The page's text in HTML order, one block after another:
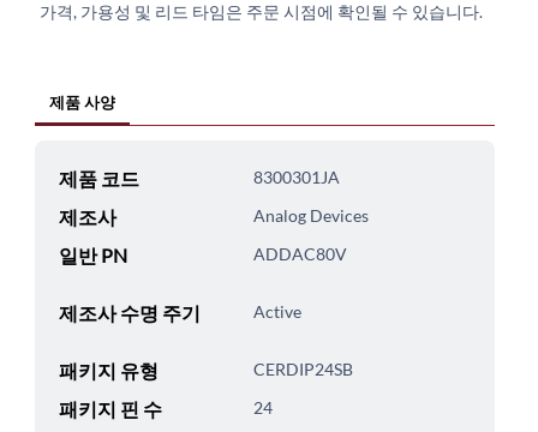
가격, 가용성 및 리드 타임은 주문 시점에 확인될 수 있습니다.
제품 사양
제품 코드 8300301JA
제조사 Analog Devices
일반 PN ADDAC80V
제조사 수명 주기 Active
패키지 유형 CERDIP24SB
패키지 핀 수 24